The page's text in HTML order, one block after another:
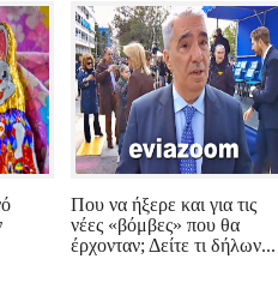
Που να ήξερε και για τις
νέες «βόμβες» που θα
έρχονταν; Δείτε τι δήλων...